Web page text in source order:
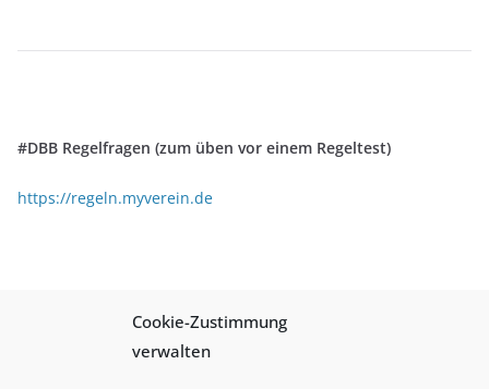
Cookie-Zustimmung
verwalten
#DBB Regelfragen (zum üben vor einem Regeltest)
https://regeln.myverein.de
Schreibe einen Kommentar